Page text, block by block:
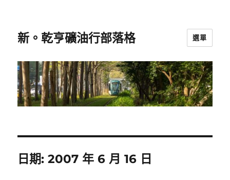
新。乾亨礦油行部落格 選單
日期:2007 年 6 月 16 日